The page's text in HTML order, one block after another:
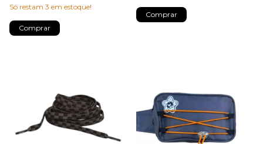
Só restam 3 em estoque!
Comprar
Comprar